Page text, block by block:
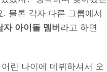
물론 각자 다른 그룹에서
자 아이돌 멤버 라고 하면
린 나이에 데뷔하셔서 오